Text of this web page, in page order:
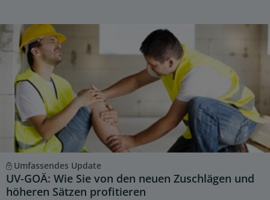
Umfassendes Update
UV-GOÄ: Wie Sie von den neuen Zuschlägen und
höheren Sätzen profitieren